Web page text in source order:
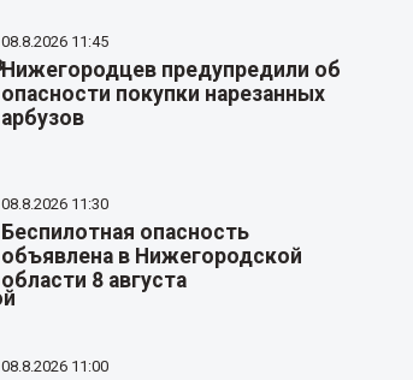
08.8.2026 11:45
Нижегородцев предупредили об
опасности покупки нарезанных
арбузов
08.8.2026 11:30
Беспилотная опасность
объявлена в Нижегородской
области 8 августа
08.8.2026 11:00